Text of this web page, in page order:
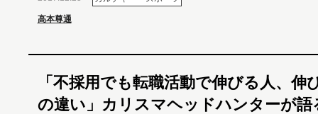
高本尊通
「不採用でも転職活動で伸びる人、伸
の違い」カリスマヘッドハンターが語